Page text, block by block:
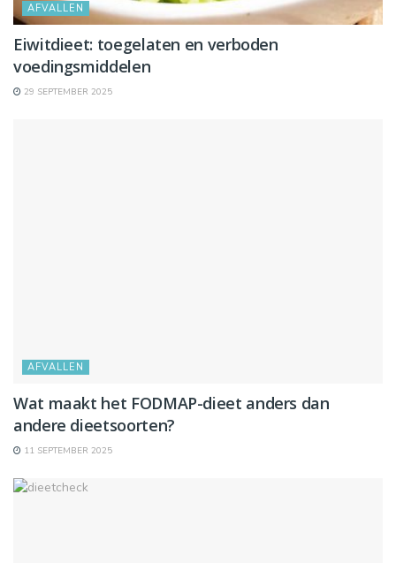
AFVALLEN
Eiwitdieet: toegelaten en verboden
voedingsmiddelen
29 SEPTEMBER 2025
AFVALLEN
Wat maakt het FODMAP-dieet anders dan
andere dieetsoorten?
11 SEPTEMBER 2025